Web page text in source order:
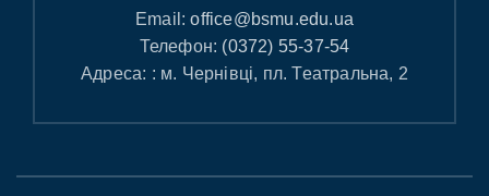
Email:office@bsmu.edu.ua
Телефон: (0372) 55-37-54
Адреса: : м. Чернівці, пл. Театральна, 2